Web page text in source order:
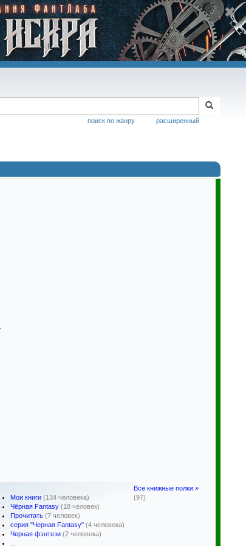
расширенный
поиск по жанру
Мои книги (134 человека)
Чёрная Fantasy (18 человек)
Прочитать (7 человек)
серия "Черная Fantasy" (4 человека)
Черная фэнтези (2 человека)
Все книжные полки »
(97)